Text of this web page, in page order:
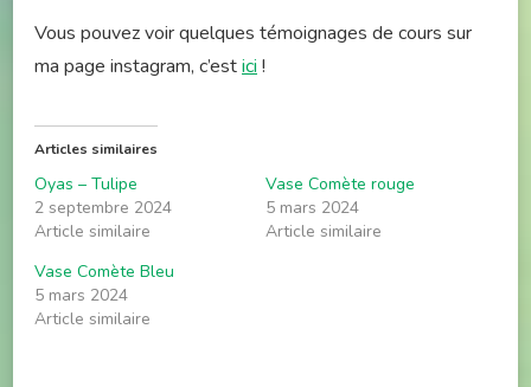
Vous pouvez voir quelques témoignages de cours sur
ma page instagram, c’estici !
Articles similaires
Oyas – Tulipe
2 septembre 2024
Article similaire
Vase Comète rouge
5 mars 2024
Article similaire
Vase Comète Bleu
5 mars 2024
Article similaire